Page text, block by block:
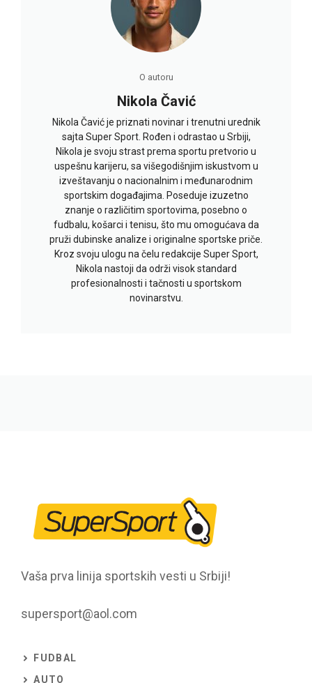
O autoru
Nikola Čavić
Nikola Čavić je priznati novinar i trenutni urednik
sajta Super Sport. Rođen i odrastao u Srbiji,
Nikola je svoju strast prema sportu pretvorio u
uspešnu karijeru, sa višegodišnjim iskustvom u
izveštavanju o nacionalnim i međunarodnim
sportskim događajima. Poseduje izuzetno
znanje o različitim sportovima, posebno o
fudbalu, košarci i tenisu, što mu omogućava da
pruži dubinske analize i originalne sportske priče.
Kroz svoju ulogu na čelu redakcije Super Sport,
Nikola nastoji da održi visok standard
profesionalnosti i tačnosti u sportskom
novinarstvu.
Vaša prva linija sportskih vesti u Srbiji!
supersport@aol.com
FUDBAL
AUTO